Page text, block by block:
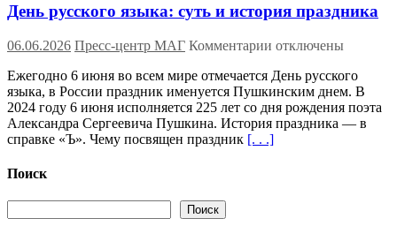
День русского языка: суть и история праздника
06.06.2026 Пресс-центр МАГ Комментарии к
День
русского
языка:
суть
и
отключены
Ежегодно 6 июня во всем мире отмечается День русского
языка, в России праздник именуется Пушкинским днем. В
2024 году 6 июня исполняется 225 лет со дня рождения поэта
Александра Сергеевича Пушкина. История праздника — в
справке «Ъ». Чему посвящен праздник [. . .]
Поиск
Поиск